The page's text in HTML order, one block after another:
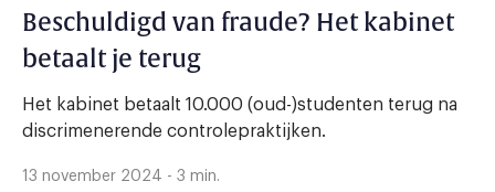
Beschuldigd van fraude? Het kabinet
betaalt je terug
Het kabinet betaalt 10.000 (oud-)studenten terug na
discrimenerende controlepraktijken.
13 november 2024 - 3 min.